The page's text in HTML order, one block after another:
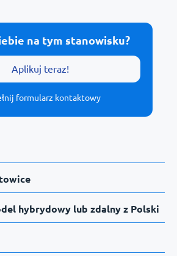
na tym stanowisku?
Aplikuj teraz!
formularz kontaktowy
hybrydowy lub zdalny z Polski